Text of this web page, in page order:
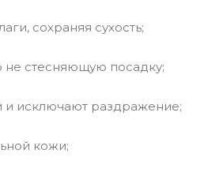
сохраняя сухость;
не стесняющую посадку;
и исключают раздражение;
кожи;